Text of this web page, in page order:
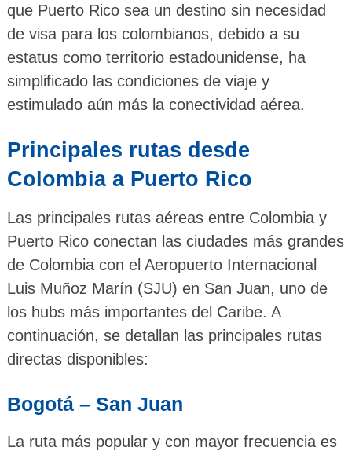
que Puerto Rico sea un destino sin necesidad
de visa para los colombianos, debido a su
estatus como territorio estadounidense, ha
simplificado las condiciones de viaje y
estimulado aún más la conectividad aérea.
Principales rutas desde
Colombia a Puerto Rico
Las principales rutas aéreas entre Colombia y
Puerto Rico conectan las ciudades más grandes
de Colombia con el Aeropuerto Internacional
Luis Muñoz Marín (SJU) en San Juan, uno de
los hubs más importantes del Caribe. A
continuación, se detallan las principales rutas
directas disponibles:
Bogotá – San Juan
La ruta más popular y con mayor frecuencia es